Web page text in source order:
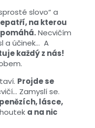
slovo“ a
na kterou
Necvičím
a účinek… A
každý z nás!
Projde se
Zamyslí se.
lásce,
a na nic